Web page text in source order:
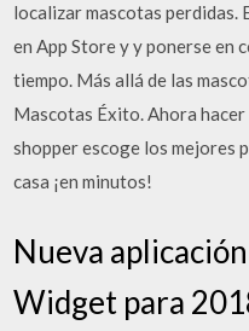
localizar mascotas perdidas.
en App Store y y ponerse en
tiempo. Más allá de las
Mascotas Éxito. Ahora hacer
shopper escoge los mejores
casa ¡en minutos!
Nueva
Widget para